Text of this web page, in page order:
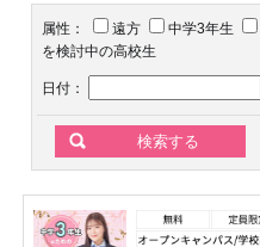
属性： 遠方 中学3年生
を検討中の高校生
日付：